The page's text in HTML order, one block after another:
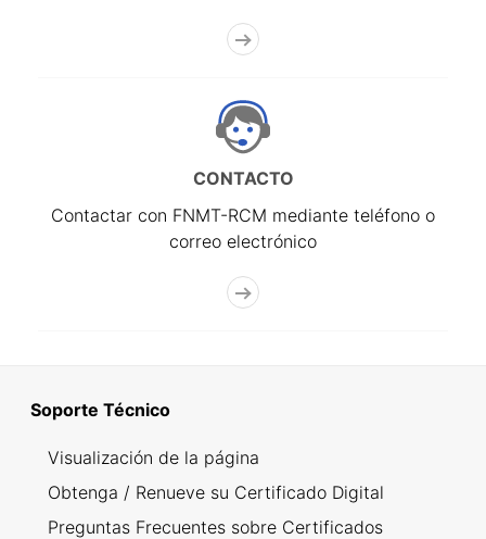
CONTACTO
Contactar con FNMT-RCM mediante teléfono o
correo electrónico
Soporte Técnico
Visualización de la página
Obtenga / Renueve su Certificado Digital
Preguntas Frecuentes sobre Certificados